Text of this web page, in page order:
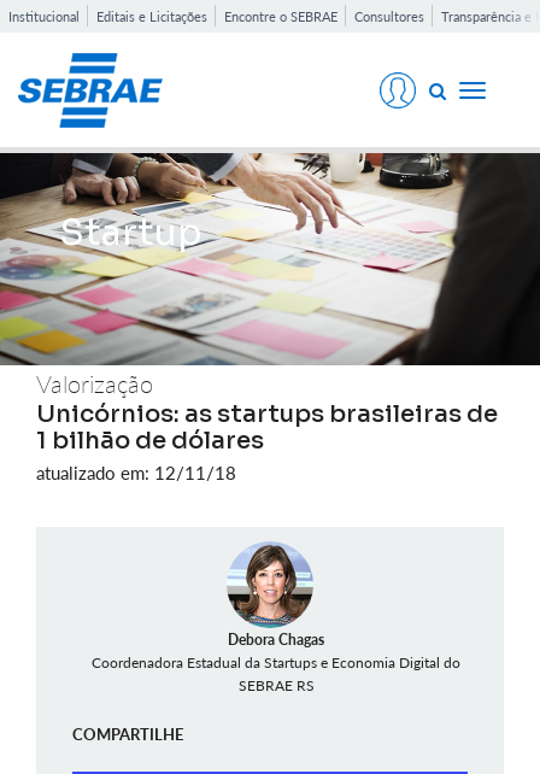
Institucional Editais e Licitações Encontre o SEBRAE Consultores Transparência e
Toggle
Startup
Valorização
Unicórnios: as startups brasileiras de
1 bilhão de dólares
atualizado em: 12/11/18
Debora Chagas
Coordenadora Estadual da Startups e Economia Digital do
SEBRAE RS
COMPARTILHE